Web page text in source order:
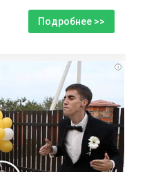
Подробнее >>
i